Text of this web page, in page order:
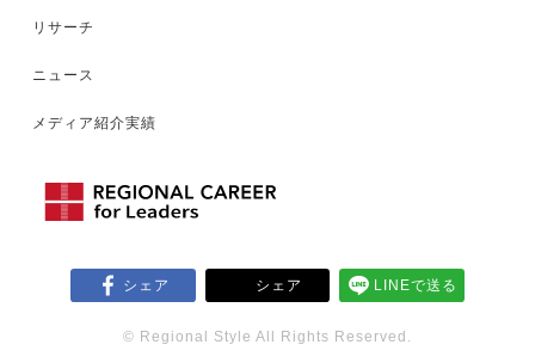
リサーチ
ニュース
メディア紹介実績
シェア シェア LINEで送る
© Regional Style All Rights Reserved.